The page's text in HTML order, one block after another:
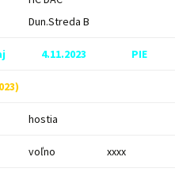
Dun.Streda B
4.11.2023 PIE
hostia
voľno xxxx